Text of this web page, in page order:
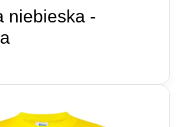
niebieska -